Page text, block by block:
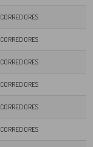
CORREDORES
CORREDORES
CORREDORES
CORREDORES
CORREDORES
CORREDORES